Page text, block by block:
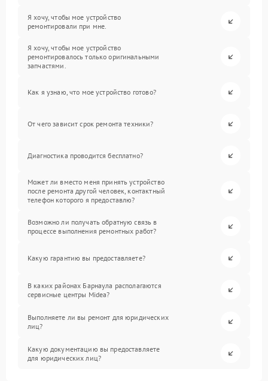
Я хочу, чтобы мое устройство
ремонтировали при мне.
Я хочу, чтобы мое устройство
ремонтировалось только оригинальными
запчастями.
Как я узнаю, что мое устройство готово?
От чего зависит срок ремонта техники?
Диагностика проводится бесплатно?
Может ли вместо меня принять устройство
после ремонта другой человек, контактный
телефон которого я предоставлю?
Возможно ли получать обратную связь в
процессе выполнения ремонтных работ?
Какую гарантию вы предоставляете?
В каких районах Барнаула располагаются
сервисные центры Midea?
Выполняете ли вы ремонт для юридических
лиц?
Какую документацию вы предоставляете
для юридических лиц?